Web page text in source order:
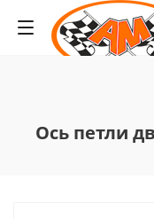
Ось петли